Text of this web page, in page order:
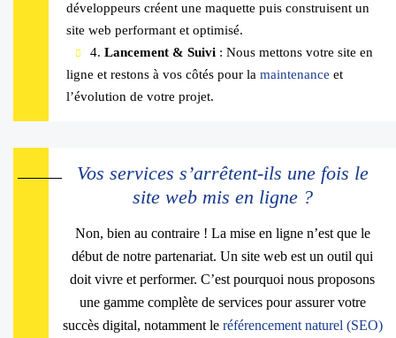
développeurs créent une maquette puis construisent un
site web performant et optimisé.
4. Lancement & Suivi : Nous mettons votre site en
ligne et restons à vos côtés pour la maintenance et
l’évolution de votre projet.
Vos services s’arrêtent-ils une fois le
site web mis en ligne ?
Non, bien au contraire ! La mise en ligne n’est que le
début de notre partenariat. Un site web est un outil qui
doit vivre et performer. C’est pourquoi nous proposons
une gamme complète de services pour assurer votre
succès digital, notamment le référencement naturel (SEO)